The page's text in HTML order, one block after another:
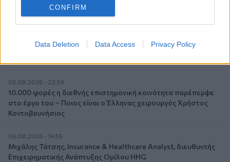
CONFIRM
Data Deletion Data Access Privacy Policy
Υψηλοί ρυθμοί ανάπτυξης και νέα ρεκόρ επιδόσεων
Στόχος για νέα δάνεια 15 δισ. το 2026, η «ακτινογραφία» της
κερδοφορίας των τραπεζών, η δυναμική επιστροφή της
06.08.2026 - 22:39
10.000 φορές η διεθνής επιστημονική κοινότητα παρέπεμψε
στο έργο του – Ποιος είναι ο Έλληνας χειρουργός Χρήστος
Κοντοβουνήσιος
06.08.2026 - 14:55
Μιχάλης Τάτσης, Insurance & Healthcare Analyst, διευθυντής
Επιχειρηματικής Ανάπτυξης Ομίλου HHG